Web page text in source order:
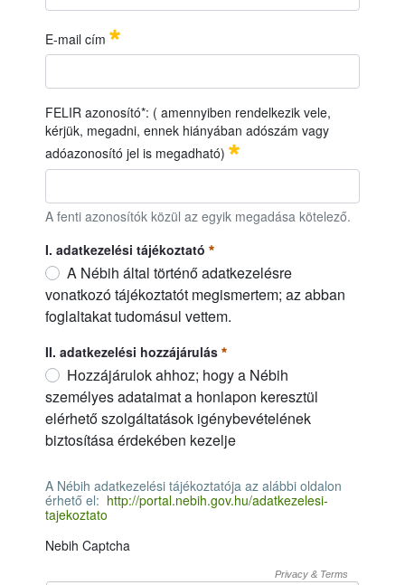
HELYSZÍN:
(GPS: 46.747094665324816,
REGISZTRÁCIÓ:9:30órától
PROGRAM:A fagyvédelem fontossága a termesztésben
10:00 – 10:30 Fagyvédelem jelentősége, fagykárok hatása a
11:00– 11:30 A várható fagy megbízható előrejelzése
12:00 – 12:30 Szünet
12:30 – 13:00 Meteorológiai állomás bemutatása a gyakorlatban
E-mail cím
FELIR azonosító*: ( amennyiben rendelkezik vele,
kérjük, megadni, ennek hiányában adószám vagy
adóazonosító jel is megadható)
FELIR azonosító*: ( amennyiben rendelkezik vele, kérjük,
A fenti azonosítók közül az egyik megadása kötelező.
I. adatkezelési tájékoztató
A Nébih által történő adatkezelésre
vonatkozó tájékoztatót megismertem; az abban
foglaltakat tudomásul vettem.
II. adatkezelési hozzájárulás
Hozzájárulok ahhoz; hogy a Nébih
személyes adataimat a honlapon keresztül
elérhető szolgáltatások igénybevételének
biztosítása érdekében kezelje
A Nébih adatkezelési tájékoztatója az alábbi oldalon
érhető el: http://portal.nebih.gov.hu/adatkezelesi-
tajekoztato
A Nébih adatkezelési tájékoztatója az alábbi oldalon érhető
Nebih Captcha